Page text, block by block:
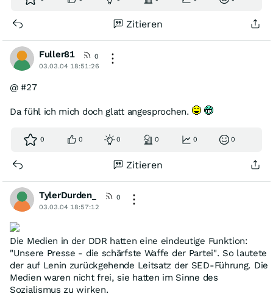
Zitieren
Fuller81
0
03.03.04 18:51:26
@ #27
Da fühl ich mich doch glatt angesprochen.
0 0 0 0 0 0
Zitieren
TylerDurden_
0
03.03.04 18:57:12
Die Medien in der DDR hatten eine eindeutige Funktion:
"Unsere Presse - die schärfste Waffe der Partei". So lautete
der auf Lenin zurückgehende Leitsatz der SED-Führung. Die
Medien waren nicht frei, sie hatten im Sinne des
Sozialismus zu wirken.